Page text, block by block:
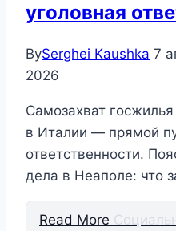
уголовная
BySerghei Kaushka 7
2026
Самозахват
в Италии — прямой
ответственности.
дела в Неаполе: что
Read More